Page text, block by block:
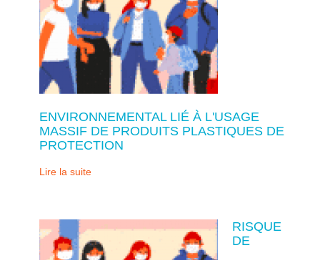
ENVIRONNEMENTAL LIÉ À L'USAGE
MASSIF DE PRODUITS PLASTIQUES DE
PROTECTION
Lire la suite
RISQUE
DE